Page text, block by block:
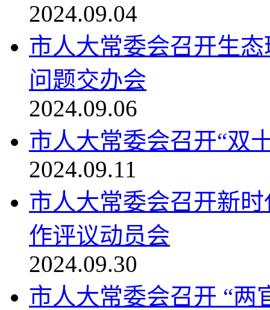
2024.09.04
市人大常委会召开生
问题交办会
2024.09.06
市人大常委会召开“双
2024.09.11
市人大常委会召开新
作评议动员会
2024.09.30
市人大常委会召开 “两